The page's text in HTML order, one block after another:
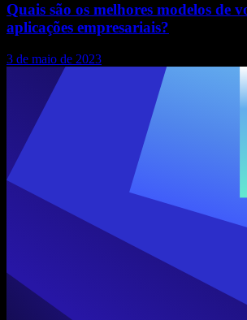
Quais são os melhores modelos de
aplicações empresariais?
3 de maio de 2023